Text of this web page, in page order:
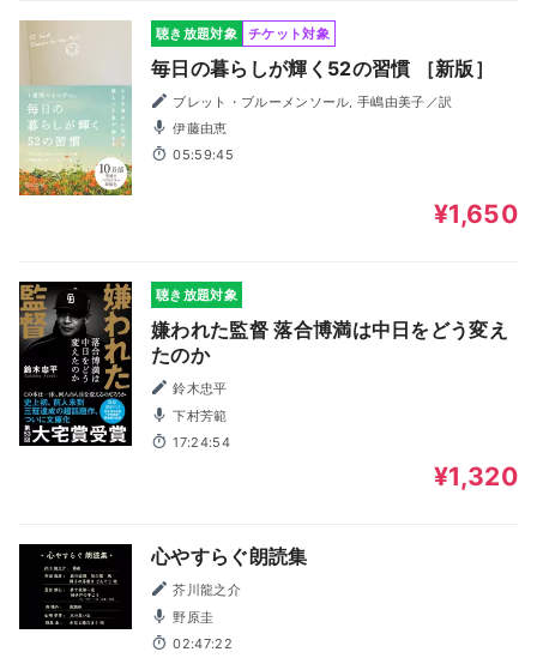
聴き放題対象 チケット対象
毎日の暮らしが輝く52の習慣 ［新版］
ブレット・ブルーメンソール, 手嶋由美子／訳
伊藤由恵
05:59:45
¥1,650
聴き放題対象
嫌われた監督 落合博満は中日をどう変え
たのか
鈴木忠平
下村芳範
17:24:54
¥1,320
心やすらぐ朗読集
芥川龍之介
野原圭
02:47:22